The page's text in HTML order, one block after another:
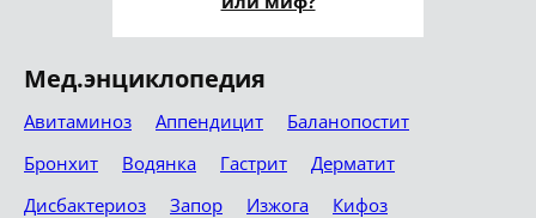
Мед.энциклопедия
Авитаминоз Аппендицит
Баланопостит
Бронхит
Водянка Гастрит
Дерматит
Дисбактериоз
Запор Изжога
Кифоз